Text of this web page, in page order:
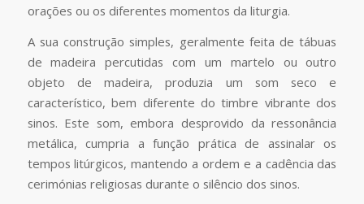
orações ou os diferentes momentos da liturgia.
A sua construção simples, geralmente feita de tábuas
de madeira percutidas com um martelo ou outro
objeto de madeira, produzia um som seco e
característico, bem diferente do timbre vibrante dos
sinos. Este som, embora desprovido da ressonância
metálica, cumpria a função prática de assinalar os
tempos litúrgicos, mantendo a ordem e a cadência das
cerimónias religiosas durante o silêncio dos sinos.